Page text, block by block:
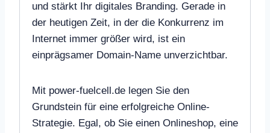
und stärkt Ihr digitales Branding. Gerade in
der heutigen Zeit, in der die Konkurrenz im
Internet immer größer wird, ist ein
einprägsamer Domain-Name unverzichtbar.
Mit power-fuelcell.de legen Sie den
Grundstein für eine erfolgreiche Online-
Strategie. Egal, ob Sie einen Onlineshop, eine